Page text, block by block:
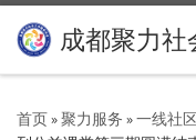
Skip to content
成都聚力
首页»聚力服务 »一线社